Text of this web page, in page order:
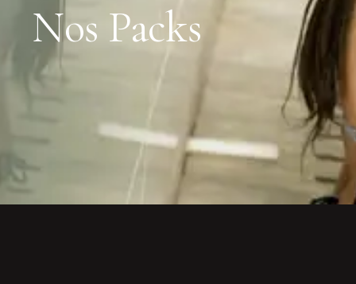
Nos Packs